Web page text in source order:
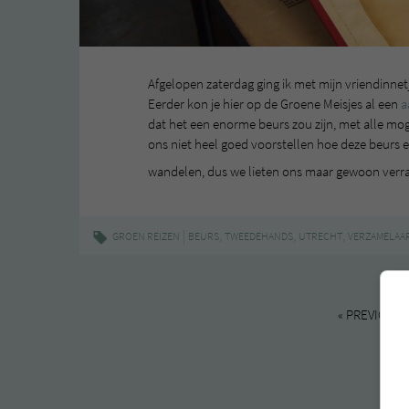
Afgelopen zaterdag ging ik met mijn
Eerder kon je hier op de Groene Meisjes al een
dat het een enorme beurs zou zijn, met alle
ons niet heel goed voorstellen hoe deze beurs
wandelen, dus we lieten ons maar gewoon
GROEN REIZEN BEURS, TWEEDEHANDS, UTRECHT,
« PREVIOUS